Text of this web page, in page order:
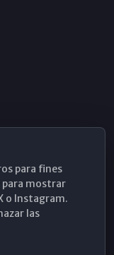
para fines
para mostrar
o Instagram.
las